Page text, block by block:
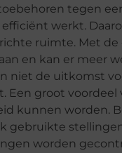
tegen
werkt.
ruimte. Met
en kan er meer
niet de uitkomst
Een groot
kunnen worden.
gebruikte
worden